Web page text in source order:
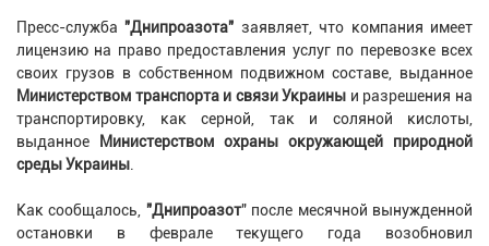
Пресс-служба"Днипроазота" заявляет, что компания имеет
лицензию на право предоставления услуг по перевозке всех
своих грузов в собственном подвижном составе, выданное
Министерством транспорта и связи Украины и разрешения на
транспортировку, как серной, так и соляной кислоты,
выданное
Министерством охраны окружающей природной
среды Украины.
Как сообщалось, "Днипроазот" после месячной вынужденной
остановки в феврале текущего года возобновил